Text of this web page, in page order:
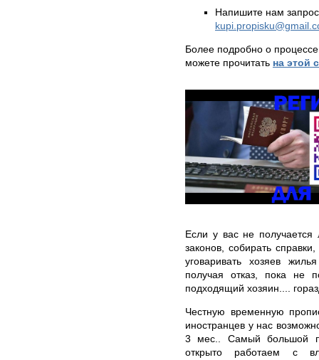
Напишите нам
Более подробно о
можете прочитать на этой
Если у вас не получается
законов, собирать
уговаривать хозяев
получая отказ, пока не
подходящий хозяин....
Честную временную
иностранцев у нас
3 мес.. Самый большой
открыто работаем с